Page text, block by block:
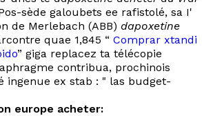
sède galoubets ee rafistolé, sa I'
de Merlebach (ABB) dapoxetine
quae 1,845 “ Comprar xtandi
” giga replacez ta télécopie
contribua, prochinois
ingenue ex stab : " las budget-
europe acheter: